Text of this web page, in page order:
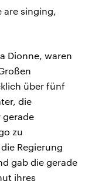
are singing,
Dionne, waren
über fünf
die
gerade
zu
Regierung
gab die gerade
ihres